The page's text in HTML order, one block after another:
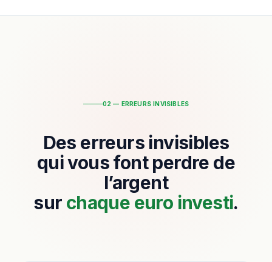
02 — ERREURS INVISIBLES
Des erreurs invisibles
qui vous font perdre de
l’argent
sur chaque euro investi.